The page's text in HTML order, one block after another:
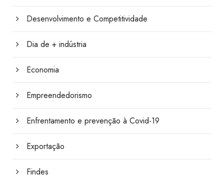
Desenvolvimento e Competitividade
Dia de + indústria
Economia
Empreendedorismo
Enfrentamento e prevenção à Covid-19
Exportação
Findes